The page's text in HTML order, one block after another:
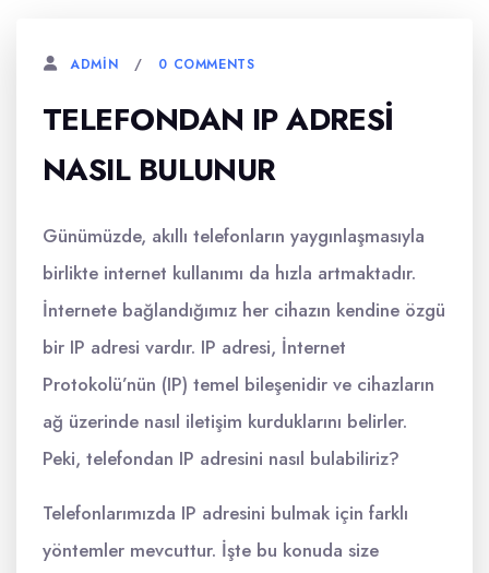
ADMIN 0 COMMENTS
TELEFONDAN IP ADRESI
NASIL BULUNUR
Günümüzde, akıllı telefonların yaygınlaşmasıyla
birlikte internet kullanımı da hızla artmaktadır.
İnternete bağlandığımız her cihazın kendine özgü
bir IP adresi vardır. IP adresi, İnternet
Protokolü’nün (IP) temel bileşenidir ve cihazların
ağ üzerinde nasıl iletişim kurduklarını belirler.
Peki, telefondan IP adresini nasıl bulabiliriz?
Telefonlarımızda IP adresini bulmak için farklı
yöntemler mevcuttur. İşte bu konuda size